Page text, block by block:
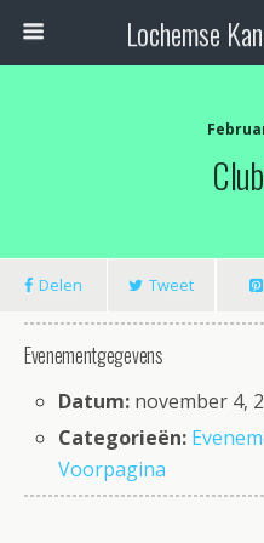
Lochemse
Delen Tweet
Evenementgegevens
Datum: november 4,
Categorieën:
Voorpagina